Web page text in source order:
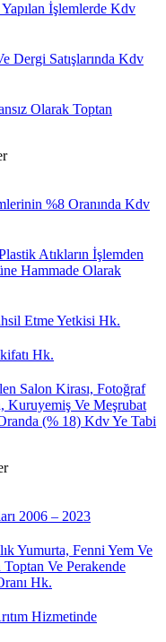
İşlemlerde Kdv
Dergi Satışlarında Kdv
Olarak Toptan
%8 Oranında Kdv
Atıkların İşlemden
Hammade Olarak
Etme Yetkisi Hk.
Hk.
Salon Kirası, Fotoğraf
Kuruyemiş Ve Meşrubat
(% 18) Kdv Ye Tabi
2006 – 2023
Yumurta, Fenni Yem Ve
Toptan Ve Perakende
Hk.
Hizmetinde